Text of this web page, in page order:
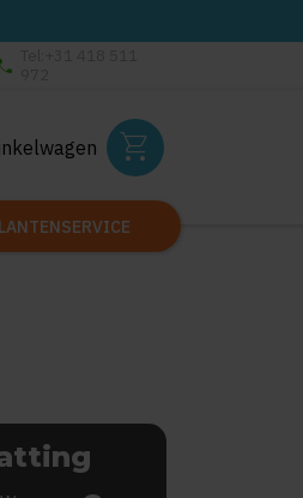
shopping_cart